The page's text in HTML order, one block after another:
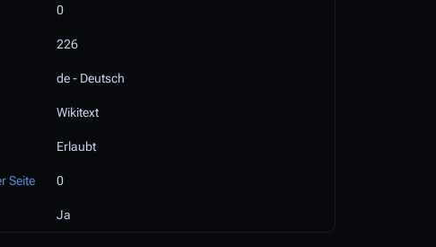
0
226
de - Deutsch
Wikitext
Erlaubt
Seite 0
Ja